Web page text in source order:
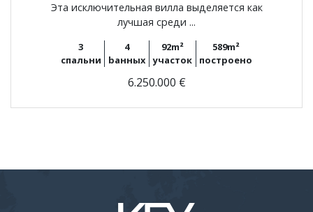
Эта исключительная вилла выделяется как
лучшая среди ...
3
спальни
4
bанных
92m²
участок
589m²
построено
6.250.000 €